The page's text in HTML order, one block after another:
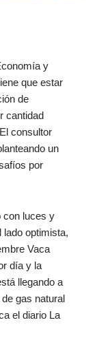
y
que estar
de
cantidad
consultor
un
por
con luces y
lado optimista,
Vaca
día y la
llegando a
gas natural
el diario La